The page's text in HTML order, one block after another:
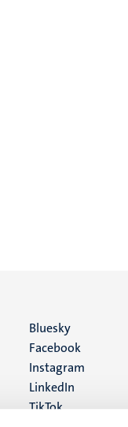
Social
media
Bluesky
Facebook
Instagram
LinkedIn
TikTok